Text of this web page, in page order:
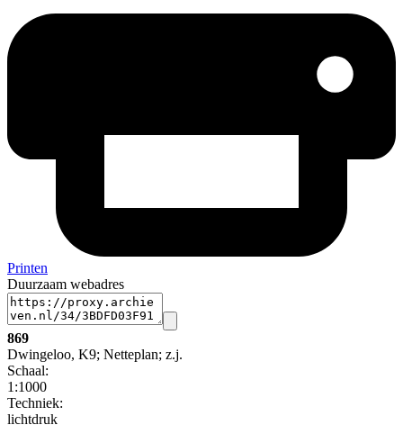
Printen
Duurzaam webadres
869
Dwingeloo, K9; Netteplan; z.j.
Schaal:
1:1000
Techniek:
lichtdruk